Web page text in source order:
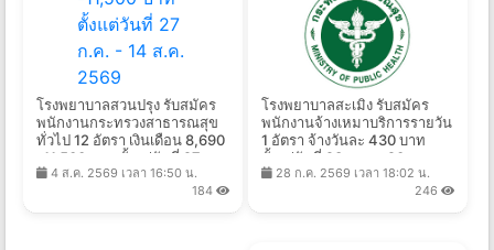
โรงพยาบาลสวนปรุง รับสมัคร
พนักงานกระทรวงสาธารณสุข
ทั่วไป 12 อัตรา เงินเดือน 8,690
-11,500 บาท ตั้งแต่วันที่ 27
ก.ค. - 14 ส.ค. 2569
4 ส.ค. 2569 เวลา 16:50 น.
184
โรงพยาบาลสะเมิง รับสมัคร
พนักงานจ้างเหมาบริการรายวัน
1 อัตรา จ้างวันละ 430 บาท
ตั้งแต่วันที่ 23 ก.ค. - 20 ส.ค.
2569
28 ก.ค. 2569 เวลา 18:02 น.
246